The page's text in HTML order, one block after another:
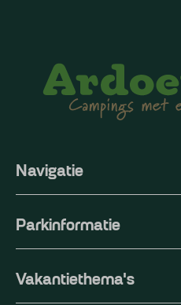
Navigatie
Parkinformatie
Vakantiethema's